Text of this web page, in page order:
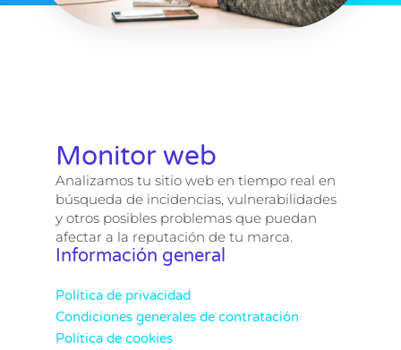
Monitor web
Analizamos tu sitio web en tiempo real en
búsqueda de incidencias, vulnerabilidades
y otros posibles problemas que puedan
afectar a la reputación de tu marca.
Información general
Política de privacidad
Condiciones generales de contratación
Política de cookies